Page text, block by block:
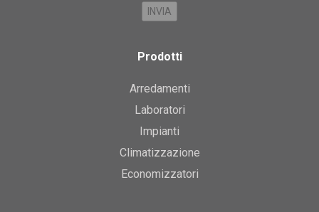
Prodotti
Arredamenti
Laboratori
Impianti
Climatizzazione
Economizzatori